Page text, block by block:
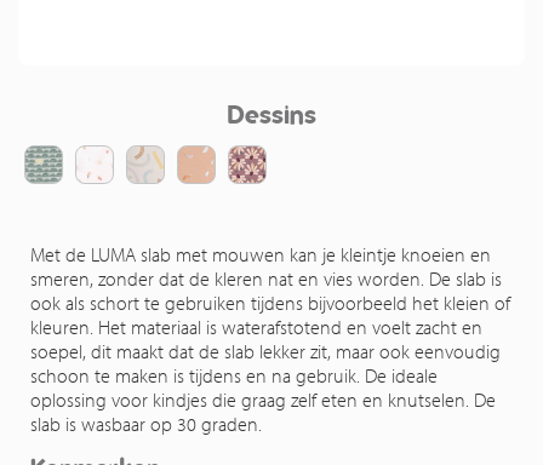
Dessins
Met de LUMA slab met mouwen kan je kleintje knoeien en
smeren, zonder dat de kleren nat en vies worden. De slab is
ook als schort te gebruiken tijdens bijvoorbeeld het kleien of
kleuren. Het materiaal is waterafstotend en voelt zacht en
soepel, dit maakt dat de slab lekker zit, maar ook eenvoudig
schoon te maken is tijdens en na gebruik. De ideale
oplossing voor kindjes die graag zelf eten en knutselen. De
slab is wasbaar op 30 graden.